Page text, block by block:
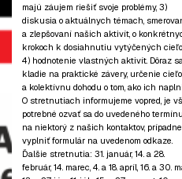
majú záujem riešiť svoje problémy, 3)
diskusia o aktuálnych témach,
a zlepšovaní našich aktivít, o
krokoch k dosiahnutiu vytýčených
4) hodnotenie vlastných aktivít. Dôraz sa
kladie na praktické závery, určenie
a kolektívnu dohodu o tom, ako ich
O stretnutiach informujeme vopred, je
potrebné ozvať sa do uvedeného termínu
na niektorý z našich kontaktov, prípadne
vyplniť formulár na uvedenom odkaze.
Ďalšie stretnutia: 31. január, 14. a 28.
február, 14. marec 4. a 18. apríl 16. a 30.